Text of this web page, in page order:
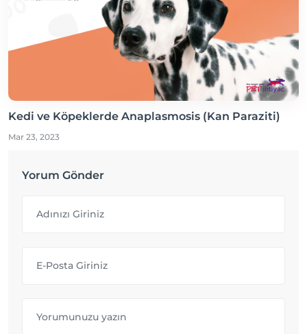
Kedi ve Köpeklerde Anaplasmosis (Kan Paraziti)
Mar 23, 2023
Yorum Gönder